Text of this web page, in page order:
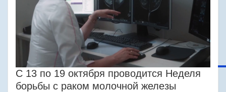
С 13 по 19 октября проводится Неделя
борьбы с раком молочной железы